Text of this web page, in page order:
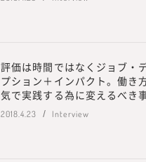
評価は時間ではなくジョブ・
プション＋インパクト。働き
気で実践する為に変えるべき事
2018.4.23 Interview